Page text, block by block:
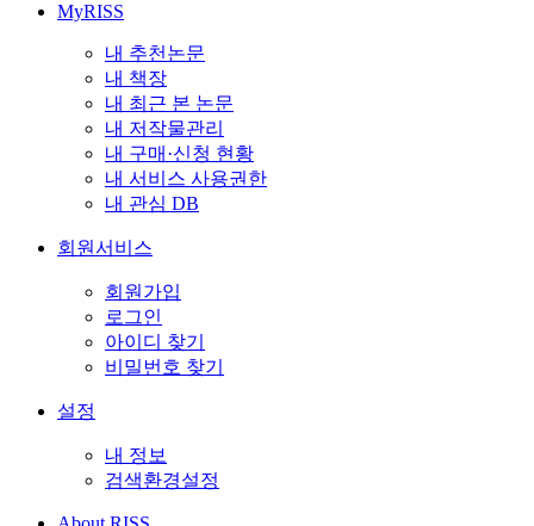
MyRISS
내 추천논문
내 책장
내 최근 본 논문
내 저작물관리
내 구매·신청 현황
내 서비스 사용권한
내 관심 DB
회원서비스
회원가입
로그인
아이디 찾기
비밀번호 찾기
설정
내 정보
검색환경설정